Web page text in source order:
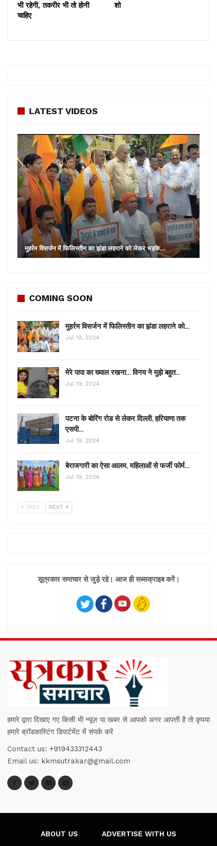
भी रहेगी, तकरीर भी तो होनी
चाहिए
शो
LATEST VIDEOS
मुहर्रम विसर्जन में फिलिस्तीन का झंडा लहराने को लेकर भड़के…
COMING SOON
मुहर्रम विसर्जन में फिलिस्तीन का झंडा लहराने को…
Jul 19, 2024
मेरे पापा का ख्याल रखना… विनय ने मुझे बहुत…
Jul 19, 2024
पटना के बोरिंग रोड से लेकर दिल्ली, हरियाणा तक
एसपी…
Jul 19, 2024
बेराजगारी का ऐसा आलम, महिलाओं से फर्जी फोर्म…
Jul 19, 2024
PREV NEXT
सूत्रकार समाचार से जुड़े रहे। आज ही सब्सक्राइब करें।
हमारे द्वारा दिखाए गए किसी भी न्यूज़ या खबर से आपको अगर आपत्ती है तो कृपया
हमारे ब्रॉडकास्टिंग डिपार्टमेंट में संपर्क करें
Contact us: +919433312443
Email us: kkmsutrakar@gmail.com
ABOUT US ADVERTISE WITH US